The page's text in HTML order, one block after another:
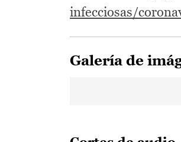
infecciosas/
Galería de